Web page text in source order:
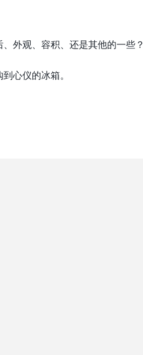
外观、容积、还是其他的一些？
心仪的冰箱。